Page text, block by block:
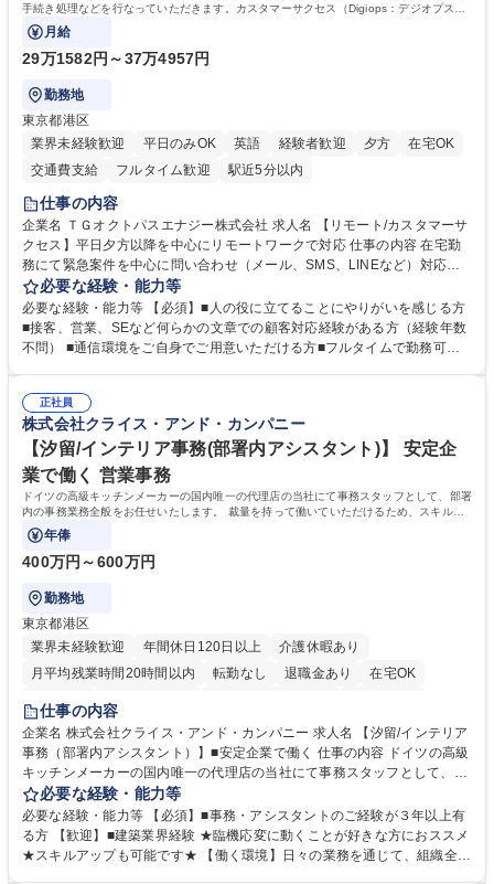
手続き処理などを行なっていただきます。カスタマーサクセス（Digiops：デジオプス）
と運用構築の業務となります。
月給
29万1582円～37万4957円
勤務地
東京都港区
業界未経験歓迎
平日のみOK 英語 経験者歓迎 夕方
在宅OK
交通費支給
フルタイム歓迎 駅近5分以内
仕事の内容
企業名 ＴＧオクトパスエナジー株式会社 求人名 【リモート/カスタマーサ
クセス】平日夕方以降を中心にリモートワークで対応 仕事の内容 在宅勤
務にて緊急案件を中心に問い合わせ（メール、SMS、LINEなど）対応、
契約開始手続き処理などを行なっていただきます。カスタマーサクセス
（Digiops：デジオプス）と運用構築の業務となります。 ■お問い合わせ
対応業務全般（システム入力、契約手続き含む） ■デジタルコミュニケー
ションツール（メール、SMS、LINE等）を使用 ■お客様のニーズに応じた
添ってサービス提供できることが魅力 募集職種 【リモート/カスタマーサ
クセス】平日夕方以降を中心にリモートワークで対応
必要な経験・能力等
必要な経験・能力等 【必須】■人の役に立てることにやりがいを感じる方
■接客、営業、SEなど何らかの文章での顧客対応経験がある方（経験年数
不問） ■通信環境をご自身でご用意いただける方■フルタイムで勤務可能
境に貢献したい■改善提案や改善アクション等新しいことに意欲がある方
【英語（語学力）】■翻訳ツールを用い英語でコミュニケーションをとる
ことに抵抗がない方■英語は話せなくても問題はありませんが、英語が話
せますと、よりチャンスが広がります。※日本語がネイティブレベル必須
学歴・資格 学歴：大学院 大学 高専 短大 専修学校 高校 語学力： 資格：
正社員
株式会社クライス・アンド・カンパニー
【汐留/インテリア事務(部署内アシスタント)】 安定企
業で働く 営業事務
ドイツの高級キッチンメーカーの国内唯一の代理店の当社にて事務スタッフとして、部署
内の事務業務全般をお任せいたします。 裁量を持って働いていただけるため、スキルア
ップも可能です。
年俸
400万円～600万円
勤務地
東京都港区
業界未経験歓迎
年間休日120日以上
介護休暇あり
月平均残業時間20時間以内
転勤なし 退職金あり
在宅OK
育休あり
完全週休2日制
駅近5分以内
土日祝休み
仕事の内容
企業名 株式会社クライス・アンド・カンパニー 求人名 【汐留/インテリア
事務（部署内アシスタント）】■安定企業で働く 仕事の内容 ドイツの高級
キッチンメーカーの国内唯一の代理店の当社にて事務スタッフとして、部
署内の事務業務全般をお任せいたします。 裁量を持って働いていただける
ため、スキルアップも可能です。 【部署内の事務業務全般】 ■サンプルの
仕分け・整理 ■電話応対 ■書類作成（会議資料、お客様宛請求書、支払書
類を取りまとめて経理へ提出等） ■ショールームアテンド・運営・予約業
必要な経験・能力等
必要な経験・能力等 【必須】■事務・アシスタントのご経験が３年以上有
る方 【歓迎】■建築業界経験 ★臨機応変に動くことが好きな方におススメ
★スキルアップも可能です★ 【働く環境】日々の業務を通じて、組織全体